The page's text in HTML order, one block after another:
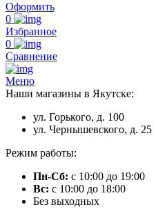
Оформить
0
Избранное
0
Сравнение
Меню
Наши магазины в Якутске:
ул. Горького, д. 100
ул. Чернышевского, д. 25
Режим работы:
Пн-Сб: с 10:00 до 19:00
Вс: с 10:00 до 18:00
Без выходных